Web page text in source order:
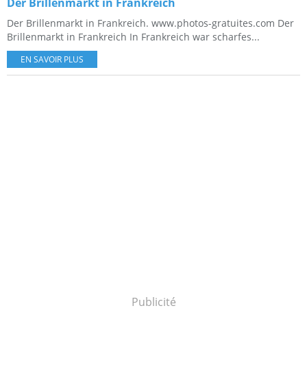
Der Brillenmarkt in Frankreich. www.photos-gratuites.com Der
Brillenmarkt in Frankreich In Frankreich war scharfes...
EN SAVOIR PLUS
Publicité